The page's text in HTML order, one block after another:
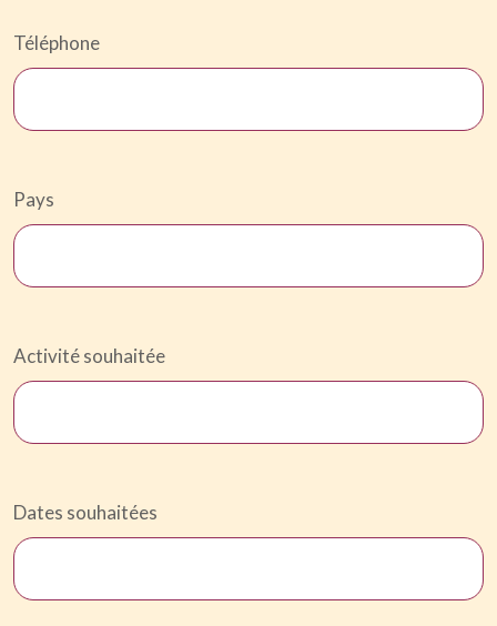
Téléphone
Pays
Activité souhaitée
Dates souhaitées